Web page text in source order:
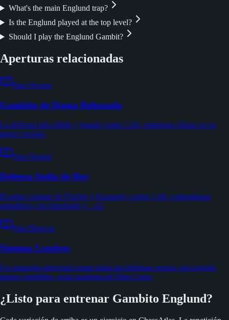
What's the main Englund trap?
Is the Englund played at the top level?
Should I play the Englund Gambit?
Aperturas relacionadas
Para Negras
Gambito de Dama Rehusado
La defensa más sólida y jugada contra 1.d4, estrategia clásica en su
mejor versión.
Para Negras
Defensa India de Rey
El arma cortante de Fischer y Kasparov contra 1.d4: contraataque
asimétrico con fianchetto y ...e5.
Para Blancas
Sistema Londres
Un esquema universal contra todas las defensas negras: poca teoría,
planes repetibles, arma moderna de Ding Liren.
¿Listo para entrenar Gambito Englund?